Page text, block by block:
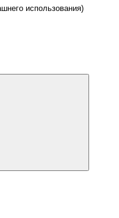
использования)